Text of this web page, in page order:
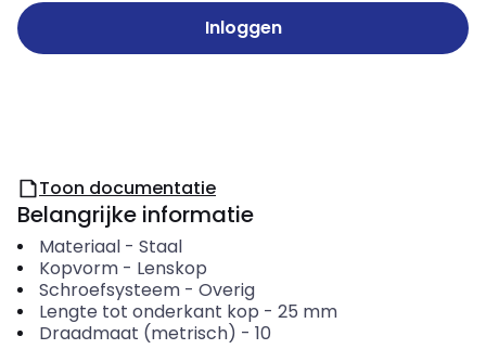
Inloggen
Toon documentatie
Belangrijke informatie
Materiaal- Staal
Kopvorm- Lenskop
Schroefsysteem- Overig
Lengte tot onderkant kop - 25 mm
Draadmaat (metrisch) - 10